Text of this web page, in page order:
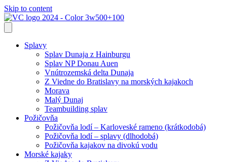
Skip to content
Splavy
Splav Dunaja z Hainburgu
Splav NP Donau Auen
Vnútrozemská delta Dunaja
Z Viedne do Bratislavy na morských kajakoch
Morava
Malý Dunaj
Teambuilding splav
Požičovňa
Požičovňa lodí – Karloveské rameno (krátkodobá)
Požičovňa lodí – splavy (dlhodobá)
Požičovňa kajakov na divokú vodu
Morské kajaky